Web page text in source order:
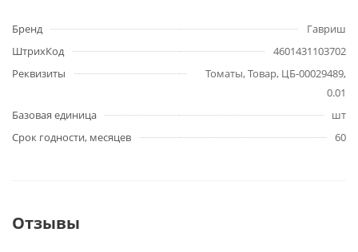
Бренд
Гавриш
ШтрихКод
4601431103702
Реквизиты
Томаты, Товар, ЦБ-00029489,
0.01
Базовая единица
шт
Срок годности, месяцев
60
Отзывы